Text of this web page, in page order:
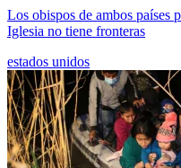
Los obispos de ambos países
Iglesia no tiene fronteras
estados unidos